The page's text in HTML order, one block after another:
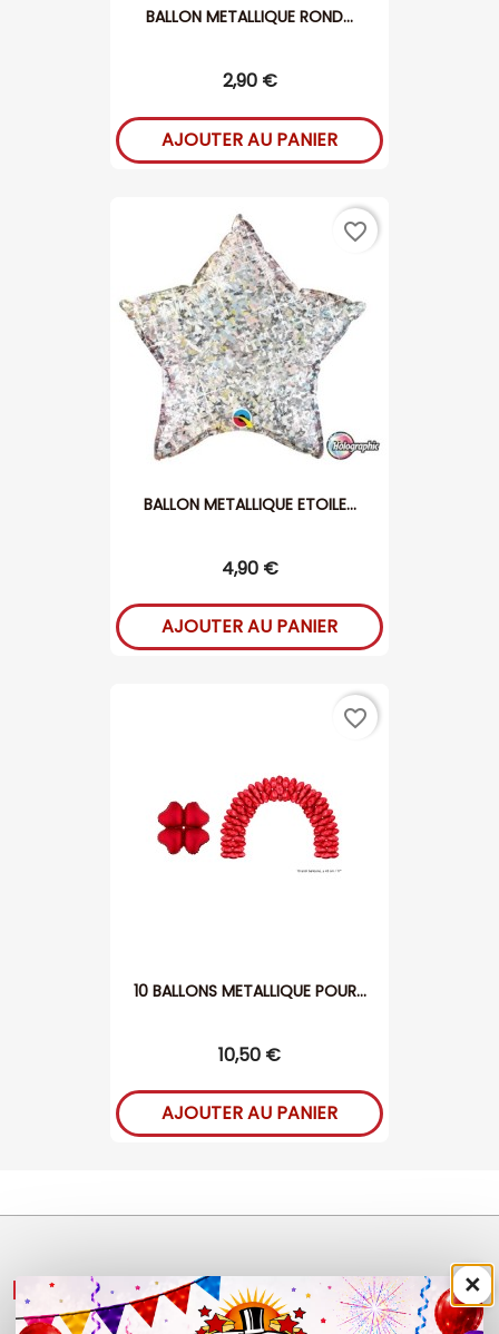
BALLON METALLIQUE ROND...
2,90 €
AJOUTER AU PANIER
BALLON METALLIQUE ETOILE...
4,90 €
AJOUTER AU PANIER
favorite_border
10 BALLONS METALLIQUE POUR...
10,50 €
AJOUTER AU PANIER
favorite_border
NOS PRODUITS ×